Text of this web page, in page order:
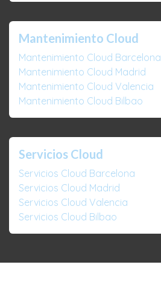
Mantenimiento Cloud
Mantenimiento Cloud Barcelona
Mantenimiento Cloud Madrid
Mantenimiento Cloud Valencia
Mantenimiento Cloud Bilbao
Servicios Cloud
Servicios Cloud Barcelona
Servicios Cloud Madrid
Servicios Cloud Valencia
Servicios Cloud Bilbao